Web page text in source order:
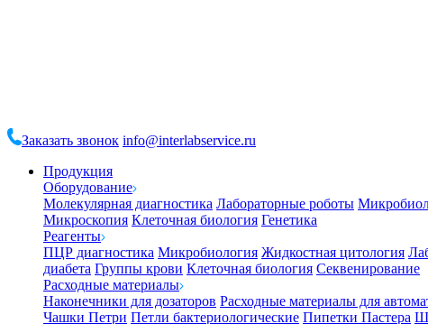
Заказать звонок info@interlabservice.ru
Продукция
Оборудование
Молекулярная диагностика Лабораторные роботы
Микроскопия Клеточная биология Генетика
Реагенты
ПЦР диагностика Микробиология Жидкостная цитология
диабета Группы крови Клеточная биология Секвенирование
Расходные материалы
Наконечники для дозаторов Расходные материалы для
Чашки Петри Петли бактериологические Пипетки Пастера